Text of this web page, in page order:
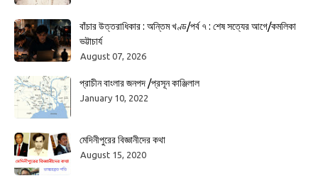
বাঁচার উত্তরাধিকার : অন্তিম খণ্ড/পর্ব ৭ : শেষ সত্যের আগে/কমলিকা
ভট্টাচার্য
August 07, 2026
প্রাচীন বাংলার জনপদ /প্রসূন কাঞ্জিলাল
January 10, 2022
মেদিনীপুরের বিজ্ঞানীদের কথা
August 15, 2020